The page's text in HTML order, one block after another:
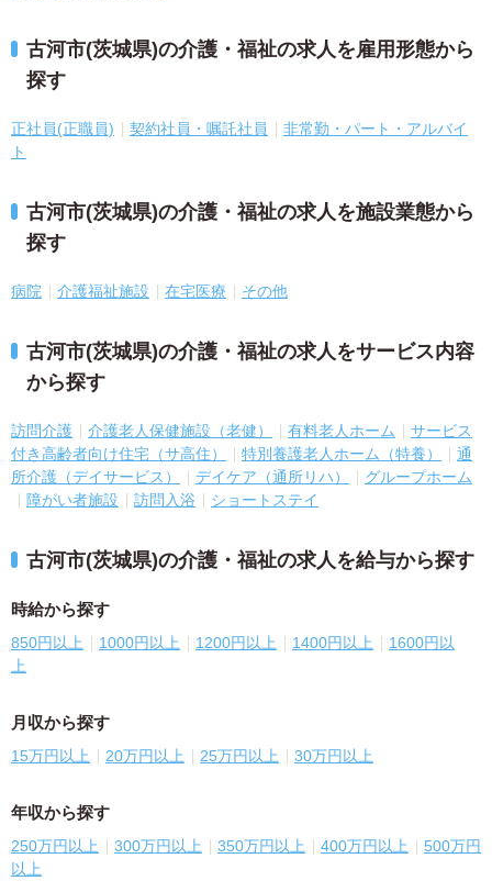
古河市(茨城県)の介護・福祉の求人を雇用形態から
探す
正社員(正職員) 契約社員・嘱託社員
非常勤・パート・アルバイ
ト
古河市(茨城県)の介護・福祉の求人を施設業態から
探す
病院 介護福祉施設 在宅医療 その他
古河市(茨城県)の介護・福祉の求人をサービス内容
から探す
訪問介護 介護老人保健施設（老健） 有料老人ホーム
サービス
付き高齢者向け住宅（サ高住）
特別養護老人ホーム（特養）
通
所介護（デイサービス）
デイケア（通所リハ）
グループホーム
障がい者施設
訪問入浴 ショートステイ
古河市(茨城県)の介護・福祉の求人を給与から探す
時給から探す
850円以上 1000円以上 1200円以上 1400円以上
1600円以
上
月収から探す
15万円以上 20万円以上 25万円以上 30万円以上
年収から探す
250万円以上 300万円以上 350万円以上 400万円以上
500万円
以上